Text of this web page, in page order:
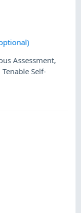
Assessment,
Tenable Self-